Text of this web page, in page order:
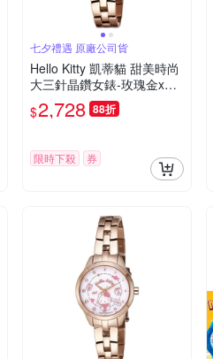
七夕禮遇 原廠公司貨
Hello Kitty 凱蒂貓 甜美時尚
大三針晶鑽女錶-玫瑰金x白/
28mm LK707LRWS-V 七夕
寵愛季 送禮推薦
$2,728 88折
限時下殺 券